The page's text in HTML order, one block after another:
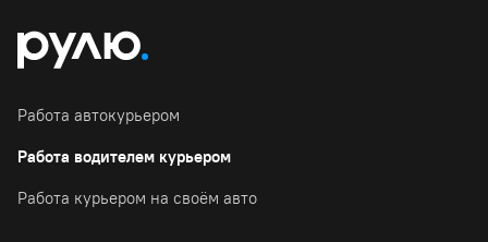
Работа автокурьером
Работа водителем курьером
Работа курьером на своём авто